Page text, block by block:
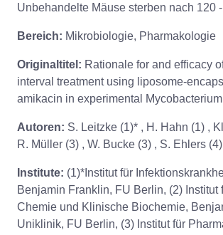
Unbehandelte Mäuse sterben nach 120
Bereich: Mikrobiologie, Pharmakologie
Originaltitel: Rationale for and efficacy
interval treatment using liposome-
amikacin in experimental
Autoren: S. Leitzke (1)* , H. Hahn (1) ,
R. Müller (3) , W. Bucke (3) , S. Ehlers (4)
Institute: (1)*Institut für
Benjamin Franklin, FU Berlin, (2) Institut
Chemie und Klinische Biochemie,
Uniklinik, FU Berlin, (3) Institut für